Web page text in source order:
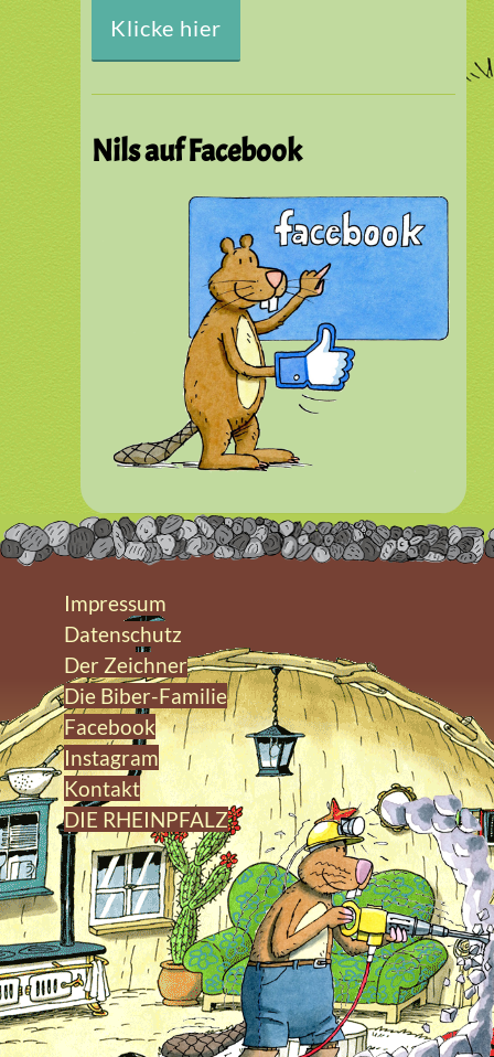
Klicke hier
Nils auf Facebook
Impressum
Datenschutz
Der Zeichner
Die Biber-Familie
Facebook
Instagram
Kontakt
DIE RHEINPFALZ